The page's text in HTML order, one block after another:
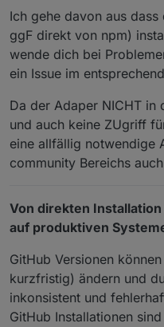
Vielleicht könnte
wenn die Info
dann muß ich mal
Ich gehe davon aus
ggF direkt von npm)
wende dich bei
ein Issue im
Da der Adaper NICHT in
und auch keine ZUgriff
eine allfällig notwendige
community Bereichs
Von direkten
auf produktiven
GitHub Versionen
kurzfristig) ändern und
inkonsistent und
GitHub Installationen